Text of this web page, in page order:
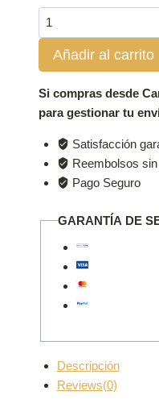
Sillón
con
Almacenaje
SI002
cantidad
Añadir al carrito
Si compras desde
para gestionar tu
Satisfacción
Reembolsos
Pago Seguro
GARANTÍA DE
Descripción
Reviews(0)